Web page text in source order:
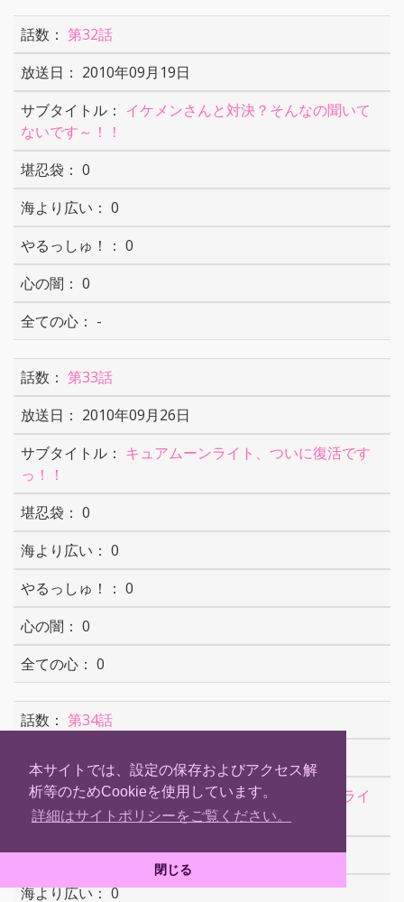
本サイトでは、設定の保存およびアクセス解
析等のためCookieを使用しています。
詳細はサイトポリシーをご覧ください。
閉じる
第32話
2010年09月19日
イケメンさんと対決？そんなの聞いて
ないです～！！
0
0
0
0
-
第33話
2010年09月26日
キュアムーンライト、ついに復活です
っ！！
0
0
0
0
0
第34話
すごいパワーです！キュアムーンライ
ト！！
0
0